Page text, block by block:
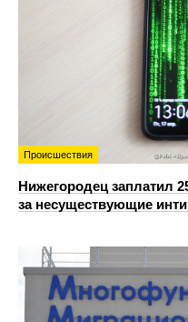
Происшествия
Нижегородец заплатил
за несуществующие